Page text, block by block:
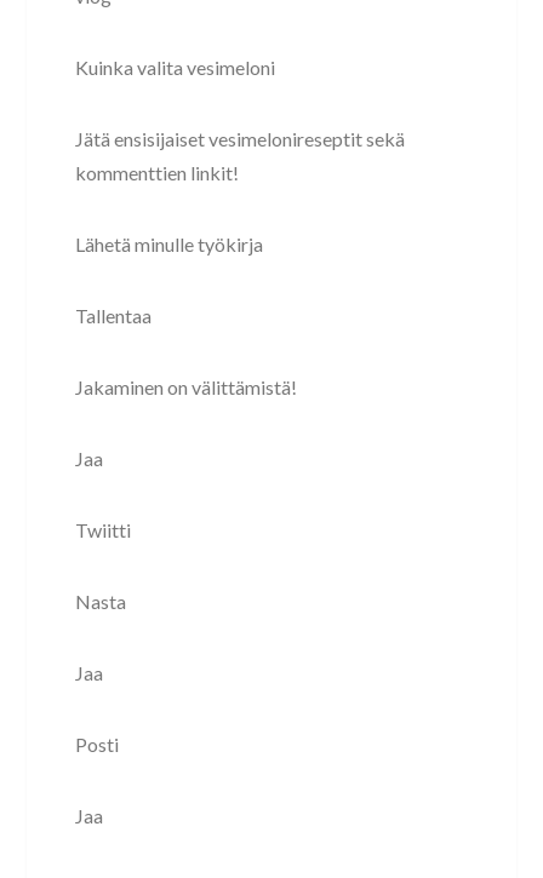
Kuinka valita vesimeloni
Jätä ensisijaiset vesimelonireseptit sekä
kommenttien linkit!
Lähetä minulle työkirja
Tallentaa
Jakaminen on välittämistä!
Jaa
Twiitti
Nasta
Jaa
Posti
Jaa